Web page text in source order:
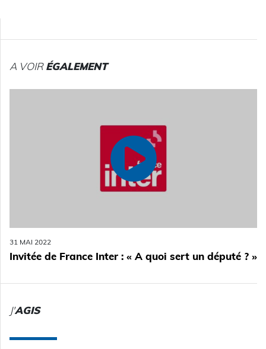
A VOIRÉGALEMENT
31 MAI 2022
Invitée de France Inter : « A quoi sert un député ? »
J'AGIS